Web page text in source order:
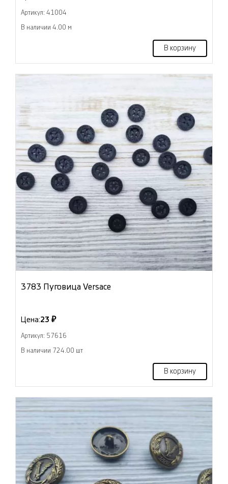
Артикул: 41004
В наличии 4.00 м
В корзину
3783 Пуговица Versace
Цена:23 ₽
Артикул: 57616
В наличии 724.00 шт
В корзину